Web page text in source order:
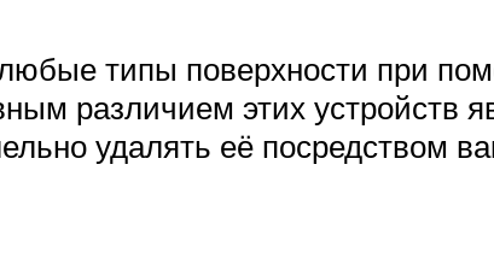
типы поверхности при
различием этих устройств
удалять её посредством